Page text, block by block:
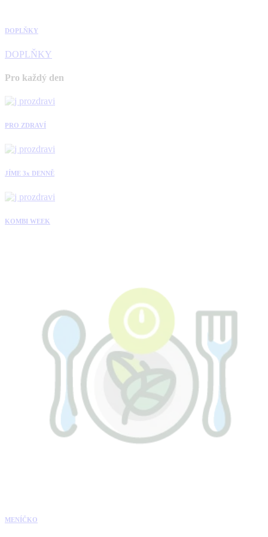
DOPLŇKY
DOPLŇKY
Pro každý den
PRO ZDRAVÍ
JÍME 3x DENNĚ
KOMBI WEEK
MENÍČKO